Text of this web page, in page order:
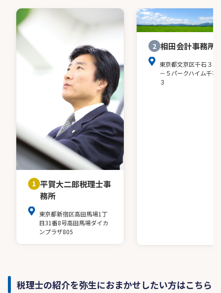
1 平賀大二郎税理士事
務所
東京都新宿区高田馬場1丁
目31番8号高田馬場ダイカ
ンプラザ805
2 相田会計事務所
東京都文京区千石３－
－５パークハイム千石
３
税理士の紹介を弥生におまかせしたい方はこちら